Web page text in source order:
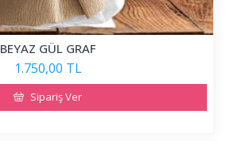
BEYAZ GÜL GRAF
1.750,00 TL
Sipariş Ver